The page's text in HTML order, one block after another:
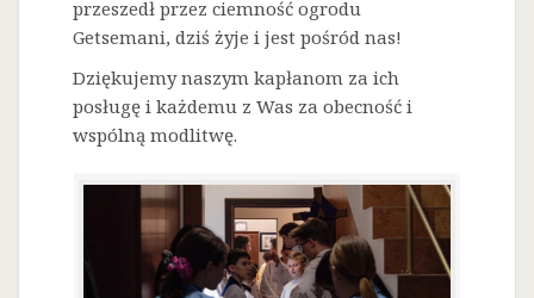
przeszedł przez ciemność ogrodu
Getsemani, dziś żyje i jest pośród nas!
Dziękujemy naszym kapłanom za ich
posługę i każdemu z Was za obecność i
wspólną modlitwę.